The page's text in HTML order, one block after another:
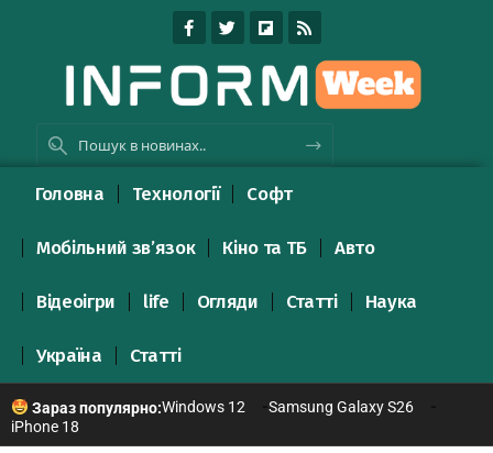
Головна Технології Софт
Мобільний зв’язок Кіно та ТБ Авто
Відеоігри life Огляди Статті Наука
Україна Статті
Зараз популярно:Windows 12
Samsung Galaxy S26
iPhone 18